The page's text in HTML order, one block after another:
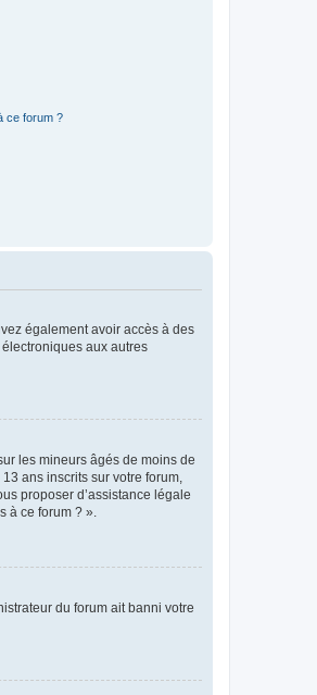
ce forum ?
également avoir accès à des
aux autres
les mineurs âgés de moins de
ans inscrits sur votre forum,
proposer d’assistance légale
à ce forum ? ».
du forum ait banni votre